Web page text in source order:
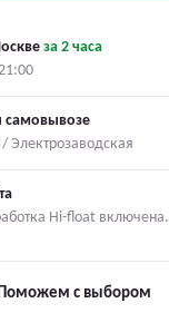
за 2 часа
самовывозе
Электрозаводская
Hi-float включена.
с выбором